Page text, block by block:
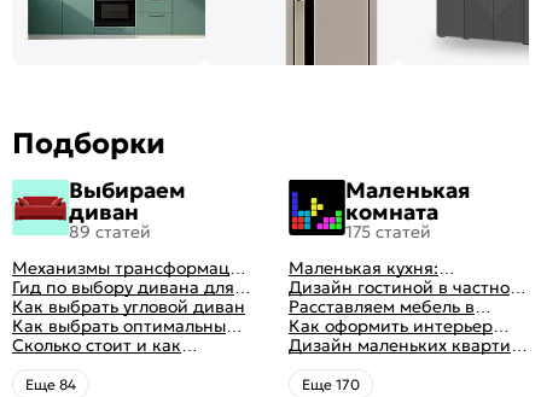
Подборки
Выбираем
диван
89 статей
Механизмы трансформации
диванов: все виды,
особенности, плюсы и
минусы
Гид по выбору дивана для
сна
Как выбрать угловой диван
Как выбрать оптимальный
цвет стен в гостиной: 50
фото и идей оформления
Сколько стоит и как
перетянуть диван
Eще 84
Маленькая
комната
175 статей
Маленькая кухня:
планировка, стили, цвет и
рисунок, реальные фото
Дизайн гостиной в частном
доме: 50 вариантов с фото
Расставляем мебель в
гостиной: главные правила
рациональной планировки
Как оформить интерьер
однокомнатной квартиры:
47 классных идей с фото
Дизайн маленьких квартир:
10 идей для дизайна
интерьера с фото
Eще 170